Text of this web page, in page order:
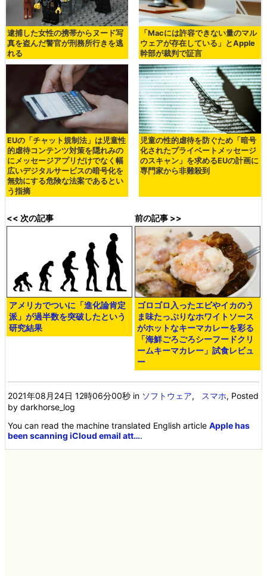
逮捕した女性の携帯からヌード写
真を盗んだ警官が刑務所行きを逃
れる
「Macには許容できない量のマル
ウェアが存在している」とApple
幹部が裁判で証言
EUの「チャット規制法」は児童性
的虐待コンテンツ対策を隠れみの
にメッセージアプリだけでなく幅
広いデジタルサービスの暗号化を
無効にする危険な法案であるとい
う指摘
児童の性的虐待を防ぐため「暗号
化されたプライベートメッセージ
のスキャン」を求めるEUの計画に
専門家から非難殺到
<< 次の記事
アメリカでついに「進化論肯定
派」が過半数を突破したという
研究結果
前の記事 >>
ゴロゴロ入ったエビやイカのう
ま味たっぷりなホワイトソース
がホットなキーマカレーを彩る
「海鮮ごろごろシーフードクリ
ームキーマカレー」試食レビュ
ー
2021年08月24日 12時06分00秒 in ソフトウェア, スマホ, Posted
by darkhorse_log
You can read the machine translated English articleApple has
been scanning iCloud email att….